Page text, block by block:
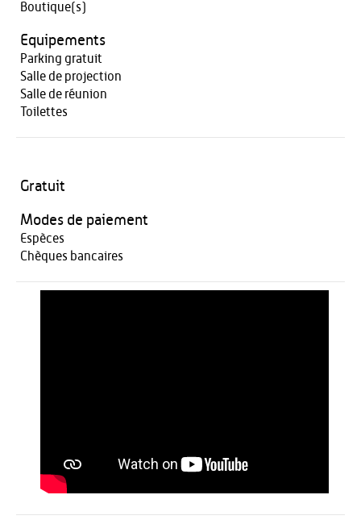
Boutique(s)
Equipements
Parking gratuit
Salle de projection
Salle de réunion
Toilettes
Gratuit
Modes de paiement
Espèces
Chèques bancaires